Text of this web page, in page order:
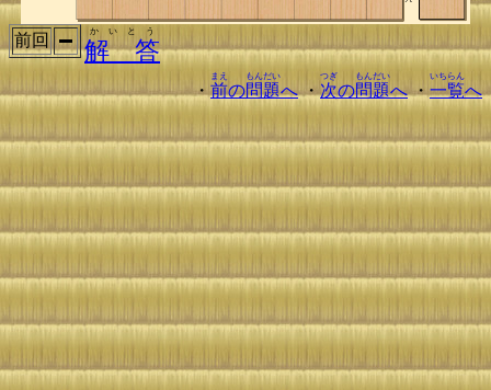
前回 解 答
かいとう
・前
まえ
の問題
もんだい
へ・次
つぎ
の問題
もんだい
へ・一覧
いちらん
へ